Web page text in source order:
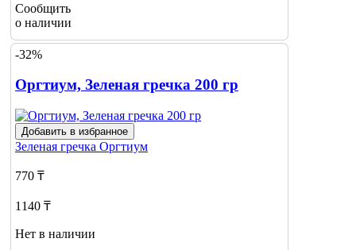
Сообщить
о наличии
-32%
Оргтиум, Зеленая гречка 200 гр
Добавить в избранное
Зеленая гречка Оргтиум
770 ₸
1140 ₸
Нет в наличии